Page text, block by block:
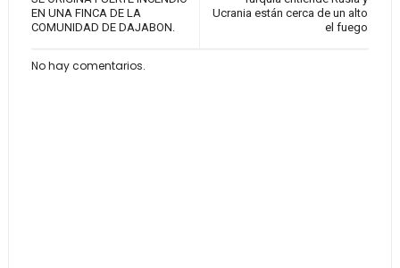
Ucrania están cerca de un alto
el fuego
EN UNA FINCA DE LA
COMUNIDAD DE DAJABON.
No hay comentarios.